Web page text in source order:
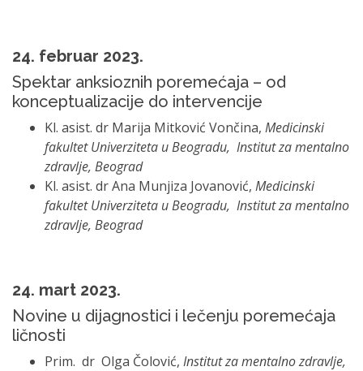
24. februar 2023.
Spektar anksioznih poremećaja – od
konceptualizacije do intervencije
Kl. asist. dr Marija Mitković Vončina, Medicinski
fakultet Univerziteta u Beogradu, Institut za mentalno
zdravlje, Beograd
Kl. asist. dr Ana Munjiza Jovanović, Medicinski
fakultet Univerziteta u Beogradu, Institut za mentalno
zdravlje, Beograd
24. mart 2023.
Novine u dijagnostici i lečenju poremećaja
ličnosti
Prim. dr Olga Čolović, Institut za mentalno zdravlje,